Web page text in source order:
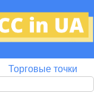
Торговые точки